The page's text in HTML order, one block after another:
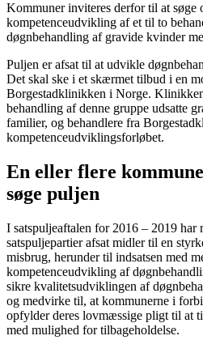
Kommuner inviteres derfor til at søge
kompetenceudvikling af et til to
døgnbehandling af gravide kvinder
Puljen er afsat til at udvikle
Det skal ske i et skærmet tilbud i en
Borgestadklinikken i Norge.
behandling af denne gruppe udsatte
familier, og behandlere fra
kompetenceudviklingsforløbet.
En eller flere
søge puljen
I satspuljeaftalen for 2016 – 2019 har
satspuljepartier afsat midler til en
misbrug, herunder til indsatsen med
kompetenceudvikling af
sikre kvalitetsudviklingen af
og medvirke til, at kommunerne i
opfylder deres lovmæssige pligt til at
med mulighed for tilbageholdelse.